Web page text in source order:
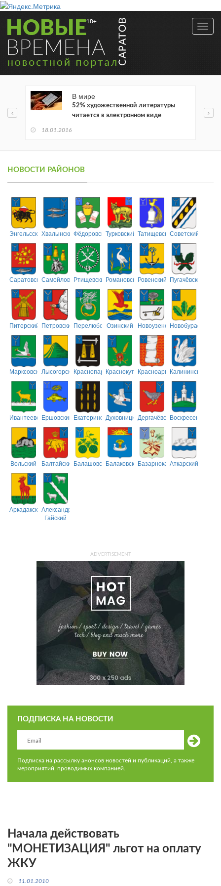
В мире
52% художественной литературы
читается в электронном виде
18.01.2016
НОВОСТИ РАЙОНОВ
ЭнгельсскийХвалынскийФёдоровскийТурковский ТатищевскийСоветский
СаратовскийСамойловскийРтищевскийРомановскийРовенский Пугачёвский
Питерский ПетровскийПерелюбскийОзинский НовоузенскийНовобурасский
МарксовскийЛысогорскийКраснопартизанский
КраснокутскийКрасноармейский
Калининский
ИвантеевскийЕршовский ЕкатериновскийДуховницкийДергачёвскийВоскресенский
Вольский БалтайскийБалашовскийБалаковскийБазарнокарабулакский
Аткарский
АркадакскийАлександрово-
Гайский
ADVERTISEMENT
ПОДПИСКА НА НОВОСТИ
Подписка на рассылку анонсов новостей и публикаций, а также
мероприятий, проводимых компанией.
Начала действовать
"МОНЕТИЗАЦИЯ" льгот на оплату
ЖКУ
11.01.2010